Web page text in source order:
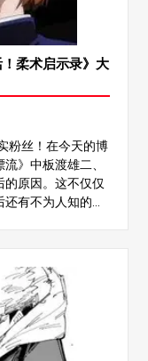
柔术启示录》大
粉丝！在今天的博
》中板渡雄二、
原因。这不仅仅
有不为人知的细
人物遭遇残酷的
战斗中幸存下来
要问：“结局真的
胜。她在涩谷事件
她在最终决战前